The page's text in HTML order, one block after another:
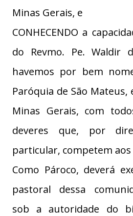
Minas Gerais, e
CONHECENDO a
do Revmo. Pe. Waldir
havemos por bem
Paróquia de São Mateus,
Minas Gerais, com
deveres que, por
particular, competem aos
Como Pároco, deverá
pastoral dessa
sob a autoridade do